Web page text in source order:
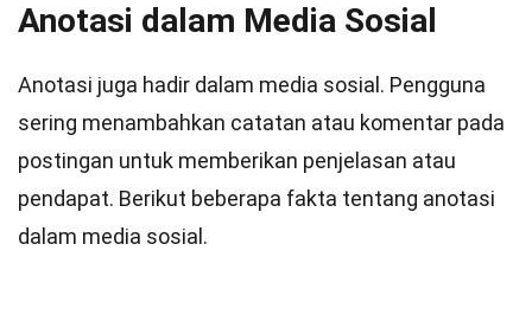
Anotasi dalam Media Sosial
Anotasi juga hadir dalam media sosial. Pengguna
sering menambahkan catatan atau komentar pada
postingan untuk memberikan penjelasan atau
pendapat. Berikut beberapa fakta tentang anotasi
dalam media sosial.